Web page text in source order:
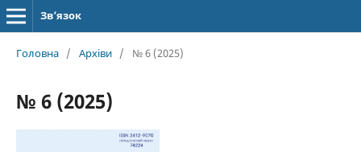
Зв’язок
Головна / Архіви / № 6 (2025)
№ 6 (2025)